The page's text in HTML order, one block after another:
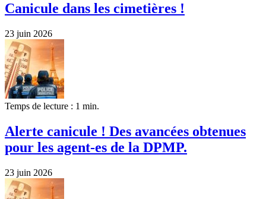
Canicule dans les cimetières !
23 juin 2026
Temps de lecture : 1 min.
Alerte canicule ! Des avancées obtenues
pour les agent-es de la DPMP.
23 juin 2026